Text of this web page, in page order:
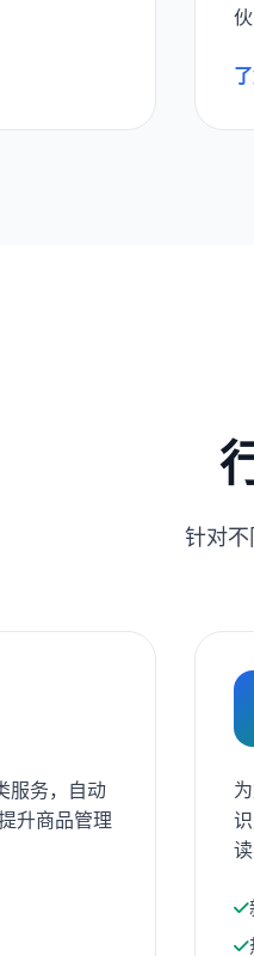
针对
服务，自动
升商品管理